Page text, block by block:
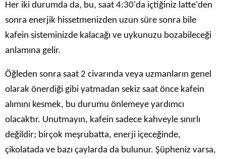
Her iki durumda da, bu, saat 4:30'da içtiğiniz latte'den
sonra enerjik hissetmenizden uzun süre sonra bile
kafein sisteminizde kalacağı ve uykunuzu bozabileceği
anlamına gelir.
Öğleden sonra saat 2 civarında veya uzmanların genel
olarak önerdiği gibi yatmadan sekiz saat önce kafein
alımını kesmek, bu durumu önlemeye yardımcı
olacaktır. Unutmayın, kafein sadece kahveyle sınırlı
değildir; birçok meşrubatta, enerji içeceğinde,
çikolatada ve bazı çaylarda da bulunur. Şüpheniz varsa,